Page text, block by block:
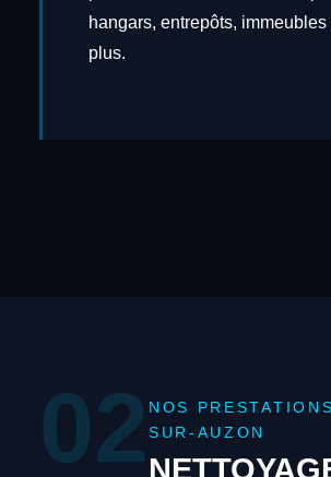
hangars, entrepôts, immeubles
plus.
02 NOS
SUR-AUZON